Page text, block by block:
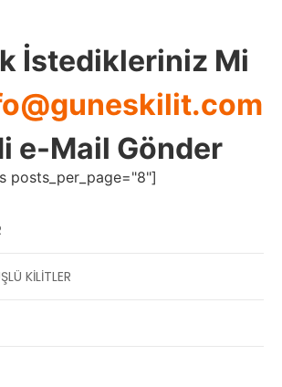
İstedikleriniz Mi
e-Mail Gönder
posts_per_page="8"]
KİLİTLER